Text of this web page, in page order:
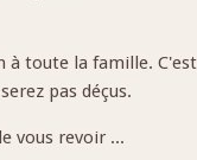
à toute la famille.
pas déçus.
vous revoir ...